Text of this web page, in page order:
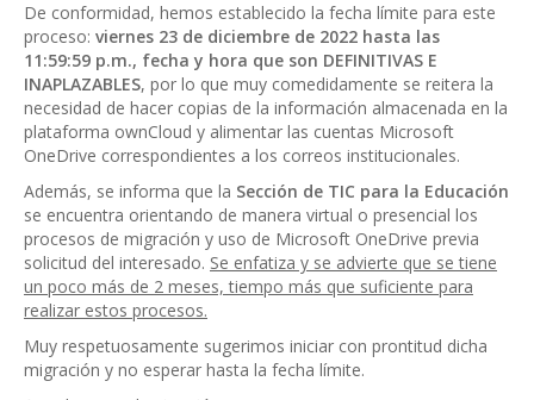
De conformidad, hemos establecido la fecha límite para este
proceso: viernes 23 de diciembre de 2022 hasta las
11:59:59 p.m., fecha y hora que son DEFINITIVAS E
INAPLAZABLES, por lo que muy comedidamente se reitera la
necesidad de hacer copias de la información almacenada en la
plataforma ownCloud y alimentar las cuentas Microsoft
OneDrive correspondientes a los correos institucionales.
Además, se informa que la Sección de TIC para la Educación
se encuentra orientando de manera virtual o presencial los
procesos de migración y uso de Microsoft OneDrive previa
solicitud del interesado. Se enfatiza y se advierte que se tiene
un poco más de 2 meses, tiempo más que suficiente para
realizar estos procesos.
Muy respetuosamente sugerimos iniciar con prontitud dicha
migración y no esperar hasta la fecha límite.